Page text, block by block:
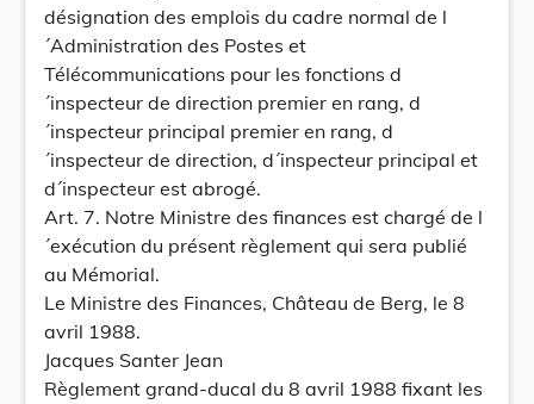
désignation des emplois du cadre normal de l
´Administration des Postes et
Télécommunications pour les fonctions d
´inspecteur de direction premier en rang, d
´inspecteur principal premier en rang, d
´inspecteur de direction, d´inspecteur principal et
d´inspecteur est abrogé.
Art. 7. Notre Ministre des finances est chargé de l
´exécution du présent règlement qui sera publié
au Mémorial.
Le Ministre des Finances, Château de Berg, le 8
avril 1988.
Jacques Santer Jean
Règlement grand-ducal du 8 avril 1988 fixant les